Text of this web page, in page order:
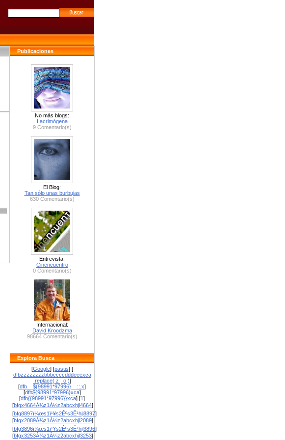
Publicaciones
No más blogs:
Lacrimógena
9 Comentario(s)
El Blog:
Tan sólo unas burbujas
630 Comentario(s)
Entrevista:
Cinencuentro
0 Comentario(s)
Internacional:
David Kroodzma
98664 Comentario(s)
Explora Busca
[Google] [pastis] [
dfbzzzzzzzzbbbccccdddeeexca
.replace( z , o )]
[dfb__${98991*97996}__::.x]
[dfb${98991*97996}xca]
[dfb{{98991*97996}}xca] [1]
[bfgx4664À¾z1À¼z2abcxhjl4664]
[bfg8897ï¼œs1ï¹¥s2Êºs3Ê¹hjl8897]
[bfgx2089À¾z1À¼z2abcxhjl2089]
[bfg3896ï¼œs1ï¹¥s2Êºs3Ê¹hjl3896]
[bfgx3253À¾z1À¼z2abcxhjl3253]